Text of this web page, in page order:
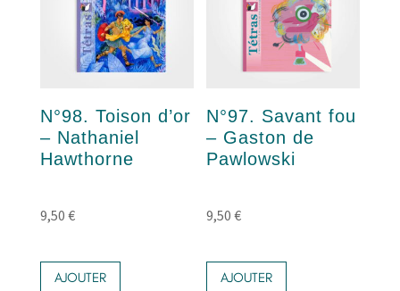
N°98. Toison d’or
– Nathaniel
Hawthorne
9,50 €
AJOUTER
N°97. Savant fou
– Gaston de
Pawlowski
9,50€
AJOUTER